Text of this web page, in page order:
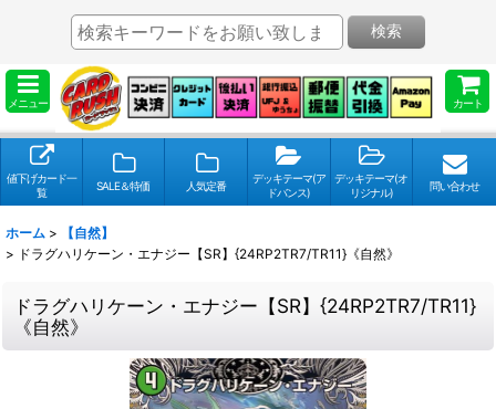
メニュー カート
検索
値下げカード一
覧
SALE＆特価 人気定番
デッキテーマ(ア
ドバンス)
デッキテーマ(オ
リジナル)
問い合わせ
ホーム >
【自然】
> ドラグハリケーン・エナジー【SR】{24RP2TR7/TR11}《自然》
ドラグハリケーン・エナジー【SR】{24RP2TR7/TR11}
《自然》